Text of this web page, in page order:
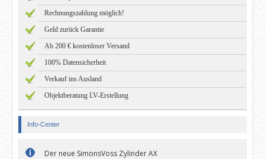
Rechnungszahlung möglich!
Geld zurück Garantie
Ab 200 € kostenloser Versand
100% Datensicherheit
Verkauf ins Ausland
Objektberatung LV-Erstellung
Info-Center
Der neue SimonsVoss Zylinder AX